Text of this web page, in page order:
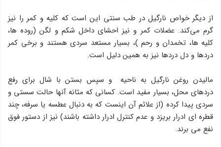
از دیگر خواص نارگیل در طب سنتی این است که کلیه و کمر را نیز
گرم می‌کند. عضلات کمر و نیز احشای داخل شکم و لگن (روده ها،
کلیه ها، تخمدان و رحم )، بسیار مستعد سردی هستند و برخی کمر
دردها و دل دردها نیز به همین دلیل است.
مالیدن روغن نارگیل به ناحیه و سپس بستن با شال برای رفع
دردهای محل، بسیار مفید است. کسانی که مثانه آنها حالت سستی و
سردی پیدا کرده (از علائم آن اینست که به دنبال عطسه یا سرفه، چند
قطره ای ادرار بریزد و عدم کنترل ادرار داشته باشند) نیز از دستور فوق
نفع می برند.